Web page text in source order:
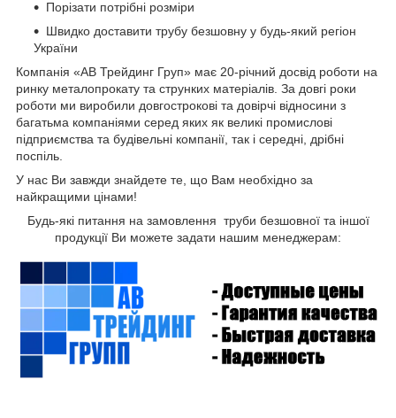
Порізати потрібні розміри
Швидко доставити трубу безшовну у будь-який регіон
України
Компанія «АВ Трейдинг Груп» має 20-річний досвід роботи на
ринку металопрокату та струнких матеріалів. За довгі роки
роботи ми виробили довгострокові та довірчі відносини з
багатьма компаніями серед яких як великі промислові
підприємства та будівельні компанії, так і середні, дрібні
поспіль.
У нас Ви завжди знайдете те, що Вам необхідно за
найкращими цінами!
Будь-які питання на замовлення труби безшовної та іншої
продукції Ви можете задати нашим менеджерам: